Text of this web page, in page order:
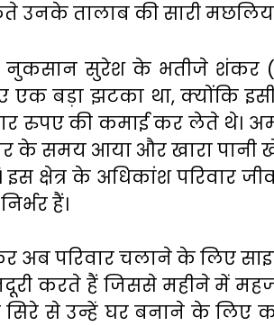
उनके तालाब की सारी
नुकसान सुरेश के भतीजे शंकर
एक बड़ा झटका था, क्योंकि
रुपए की कमाई कर लेते थे।
के समय आया और खारा पानी
इस क्षेत्र के अधिकांश परिवार
हैं।
अब परिवार चलाने के लिए
करते हैं जिससे महीने में
से उन्हें घर बनाने के लिए